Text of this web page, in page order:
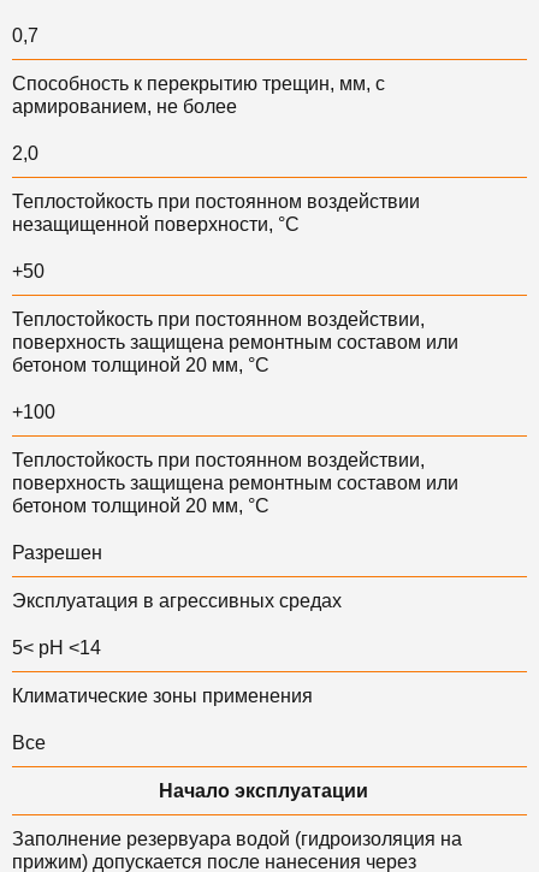
0,7
Способность к перекрытию трещин, мм, с
армированием, не более
2,0
Теплостойкость при постоянном воздействии
незащищенной поверхности, °С
+50
Теплостойкость при постоянном воздействии,
поверхность защищена ремонтным составом или
бетоном толщиной 20 мм, °С
+100
Теплостойкость при постоянном воздействии,
поверхность защищена ремонтным составом или
бетоном толщиной 20 мм, °С
Разрешен
Эксплуатация в агрессивных средах
5< pH <14
Климатические зоны применения
Все
Начало эксплуатации
Заполнение резервуара водой (гидроизоляция на
прижим) допускается после нанесения через